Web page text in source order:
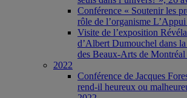
Conférence « Soutenir les
rôle de l’organisme
Visite de l’exposition
d’Albert Dumouchel dans
des Beaux-Arts de
2022
Conférence de Jacques
rend-il heureux ou